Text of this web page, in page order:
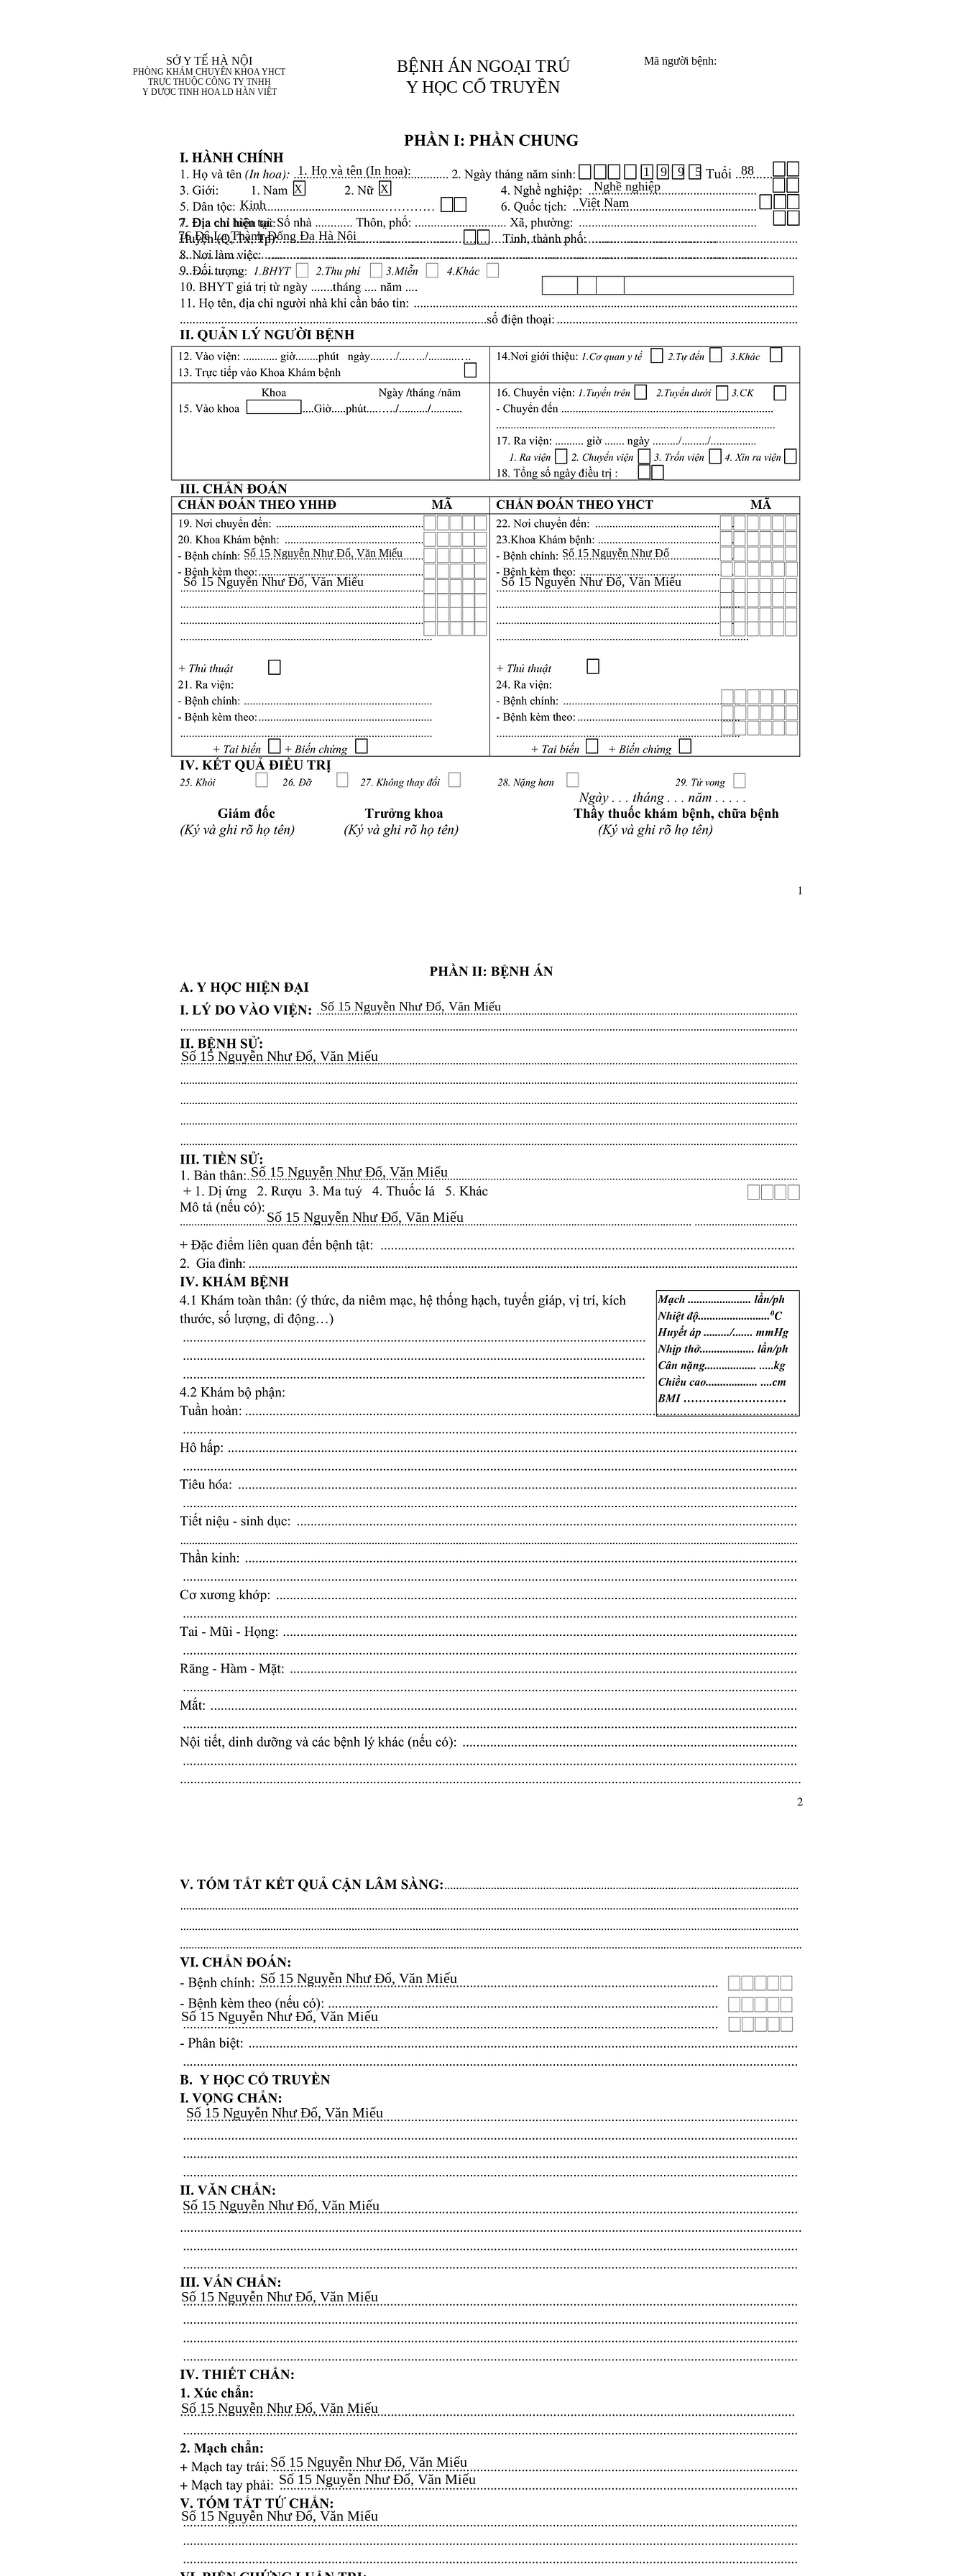
SỞ Y TẾ HÀ NỘI
PHÒNG KHÁM CHUYÊN KHOA YHCT
TRỰC THUỘC CÔNG TY TNHH
Y DƯỢC TINH HOA LD HÀN VIỆT
BỆNH ÁN NGOẠI TRÚ
Y HỌC CỔ TRUYỀN
Mã người bệnh:
1. Họ và tên (In hoa): 1 9 9 5 88
X X
Nghề nghiệp
Việt Nam
Kinh
7. Địa chỉ hiện tại:
......................................................................................................................................................
....................................................................................................................................................................
..................
76 Đê La Thành Đống Đa Hà Nội
Số 15 Nguyễn Như Đổ, Văn Miếu
Số 15 Nguyễn Như Đổ, Văn Miếu
Số 15 Nguyễn Như Đổ
Số 15 Nguyễn Như Đổ, Văn Miếu
Số 15 Nguyễn Như Đổ, Văn Miếu
Số 15 Nguyễn Như Đổ, Văn Miếu​​​​
Số 15 Nguyễn Như Đổ, Văn Miếu​​​​
Số 15 Nguyễn Như Đổ, Văn Miếu​​​​
Số 15 Nguyễn Như Đổ, Văn Miếu​​​​
Số 15 Nguyễn Như Đổ, Văn Miếu​​​​
Số 15 Nguyễn Như Đổ, Văn Miếu​​​​
Số 15 Nguyễn Như Đổ, Văn Miếu​​​​
Số 15 Nguyễn Như Đổ, Văn Miếu​​​​
Số 15 Nguyễn Như Đổ, Văn Miếu​​​​
Số 15 Nguyễn Như Đổ, Văn Miếu​​​​
Số 15 Nguyễn Như Đổ, Văn Miếu​​​​
Số 15 Nguyễn Như Đổ, Văn Miếu​​​​